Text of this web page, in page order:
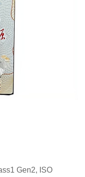
Gen2, ISO